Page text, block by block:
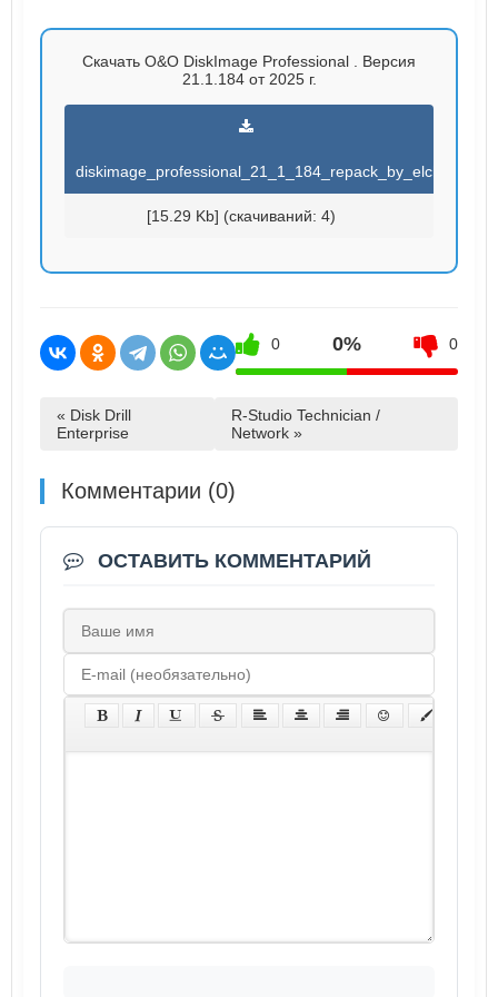
Скачать O&O DiskImage Professional . Версия
21.1.184 от 2025 г.
[15.29 Kb] (cкачиваний: 4)
0 0% 0
« Disk Drill
Enterprise
R-Studio Technician /
Network »
Комментарии (0)
ОСТАВИТЬ КОММЕНТАРИЙ